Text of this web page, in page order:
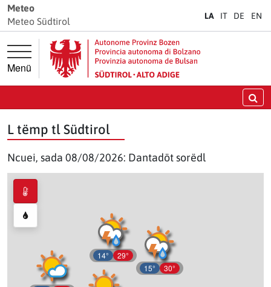
Jì diretamënter ala navigazion prinzipela
Jì diretamënter al cuntenut
Meteo
Meteo Südtirol
LA IT DE EN
Menü
L tëmp tl Südtirol
Ncuei, sada 08/08/2026: Dantadöt sorëdl
14° 29°
15° 30°